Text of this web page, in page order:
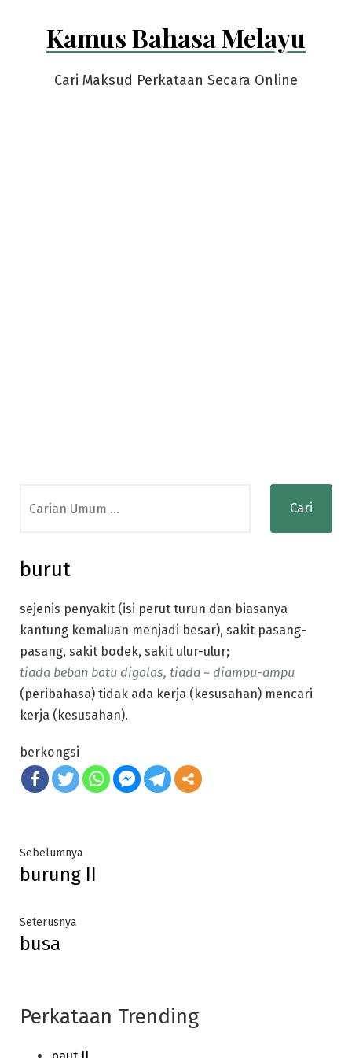
Kamus Bahasa Melayu
Cari Maksud Perkataan Secara Online
for:
burut
sejenis penyakit (isi perut turun dan biasanya
kantung kemaluan menjadi besar), sakit pasang-
pasang, sakit bodek, sakit ulur-ulur;
tiada beban batu digalas, tiada ~ diampu-ampu
(peribahasa) tidak ada kerja (kesusahan) mencari
kerja (kesusahan).
berkongsi
Post
navigation
SebelumnyaPrevious
post:
burung II
SeterusnyaNext
busa
Perkataan Trending